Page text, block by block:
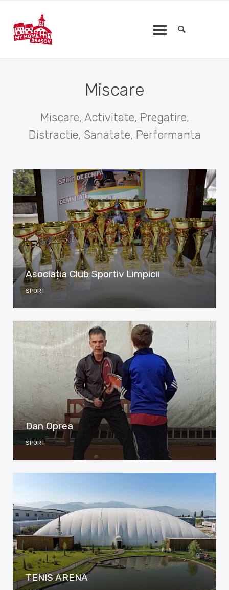
Miscare
Miscare, Activitate, Pregatire,
Distractie, Sanatate, Performanta
Asociația Club Sportiv Limpicii
SPORT
Dan Oprea
SPORT
TENIS ARENA